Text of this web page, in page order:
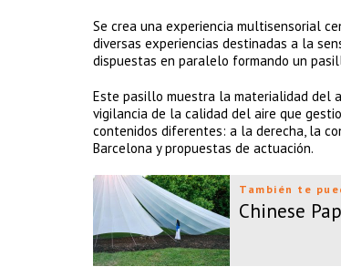
Se crea una experiencia multisensorial
diversas experiencias destinadas a la
dispuestas en paralelo formando un
Este pasillo muestra la materialidad del
vigilancia de la calidad del aire que
contenidos diferentes: a la derecha, la
Barcelona y propuestas de actuación.
También te
Chinese